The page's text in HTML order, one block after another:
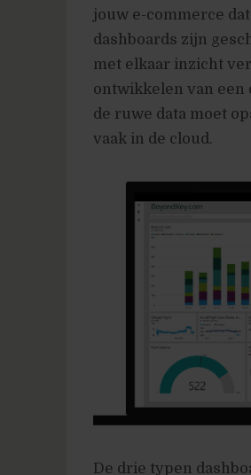
jouw e-commerce
dashboards zijn
met elkaar inzicht
ontwikkelen van een
de ruwe data moet
vaak in de cloud.
De drie typen